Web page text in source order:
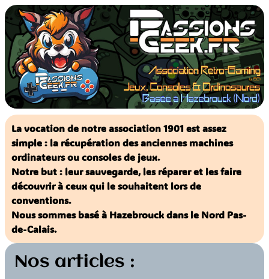
Aller
au
contenu
La vocation de notre association 1901 est assez
simple : la récupération des anciennes machines
ordinateurs ou consoles de jeux.
Notre but : leur sauvegarde, les réparer et les faire
découvrir à ceux qui le souhaitent lors de
conventions.
Nous sommes basé à Hazebrouck dans le Nord Pas-
de-Calais.
Nos articles :